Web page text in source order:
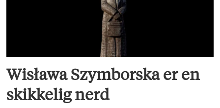
Wisława Szymborska er en
skikkelig nerd